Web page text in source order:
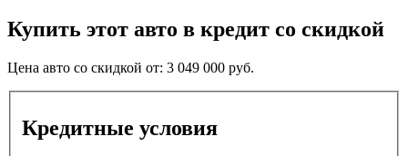
Купить этот авто в кредит со скидкой
Цена авто со скидкой от: 3 049 000 руб.
Кредитные условия